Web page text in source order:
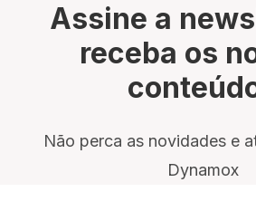
Assine a
receba os
Não perca as novidades e
Dynamox